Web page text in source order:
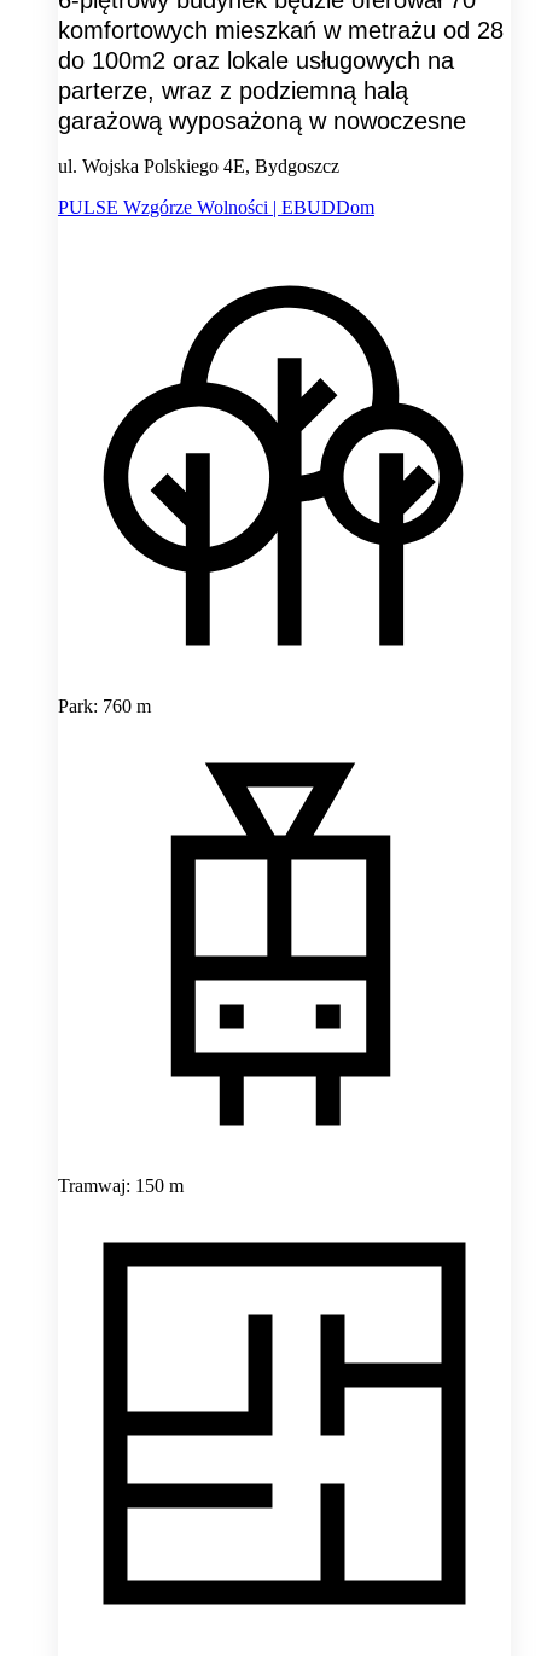
komfortowych mieszkań w metrażu od 28
do 100m2 oraz lokale usługowych na
parterze, wraz z podziemną halą
garażową wyposażoną w nowoczesne
ul. Wojska Polskiego 4E, Bydgoszcz
PULSE Wzgórze Wolności | EBUDDom
Park: 760 m
Tramwaj: 150 m